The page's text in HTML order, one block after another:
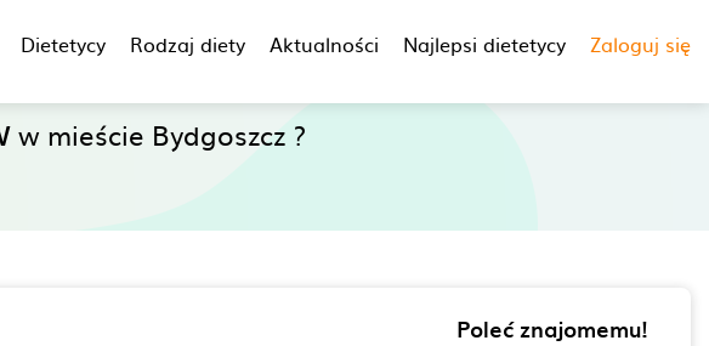
Dietetycy Rodzaj diety Aktualności Najlepsi dietetycy Zaloguj się
w mieście Bydgoszcz ?
Poleć znajomemu!